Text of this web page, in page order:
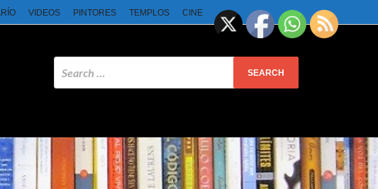
VIDEOS PINTORES TEMPLOS CINE